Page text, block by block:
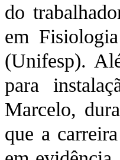
do
em
(Unifesp).
para
Marcelo,
que a